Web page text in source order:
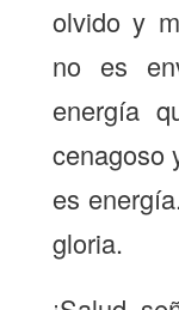
olvido y
no es
energía
cenagoso
es
gloria.